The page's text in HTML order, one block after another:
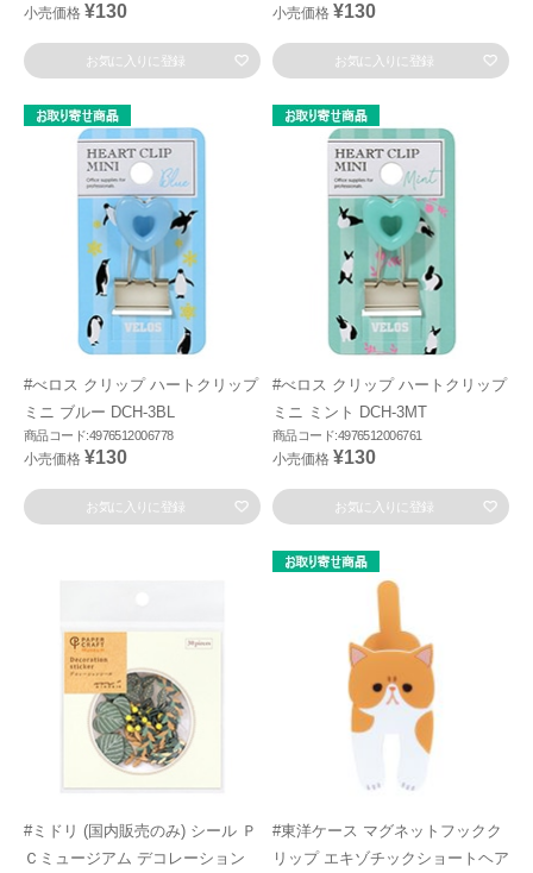
小売価格 ¥130
お気に入りに登録
小売価格 ¥130
お気に入りに登録
#べロス クリップ ハートクリップ
ミニ ブルー DCH-3BL
商品コード:4976512006778
小売価格 ¥130
お気に入りに登録
#べロス クリップ ハートクリップ
ミニ ミント DCH-3MT
商品コード:4976512006761
小売価格 ¥130
お気に入りに登録
#ミドリ (国内販売のみ) シール Ｐ
Ｃミュージアム デコレーション
#東洋ケース マグネットフックク
リップ エキゾチックショートヘア